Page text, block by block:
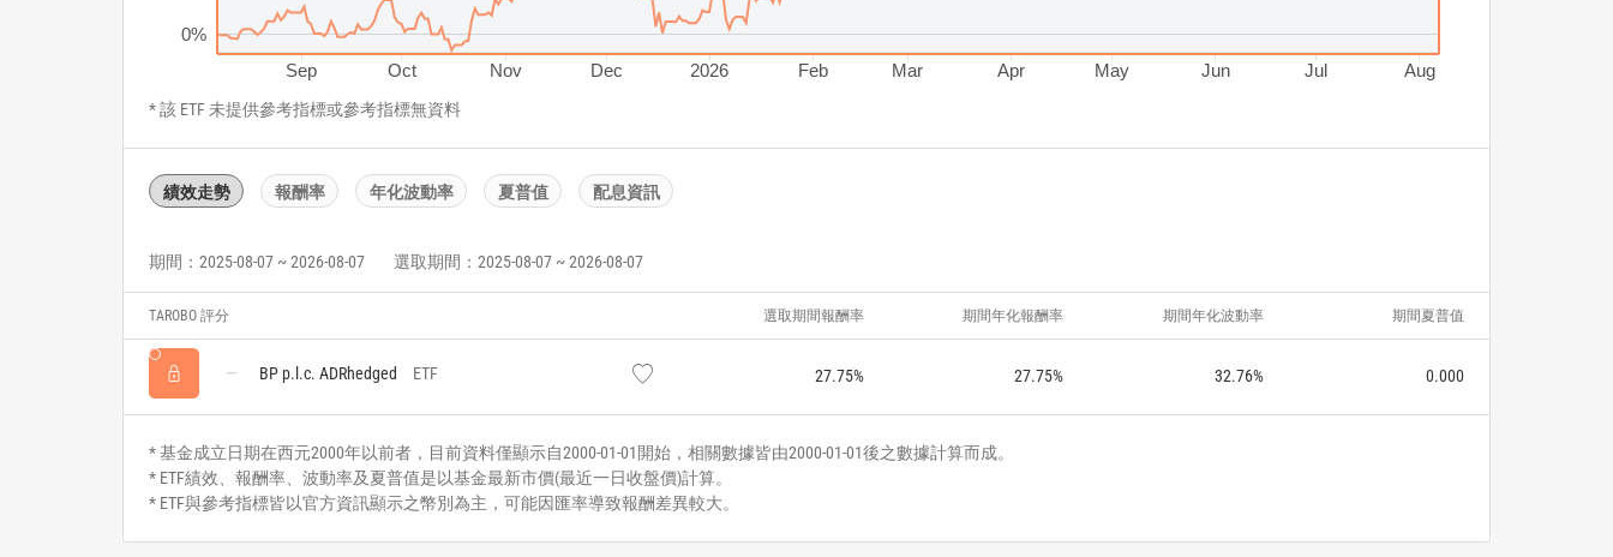
Sep Oct Nov Dec 2026 Feb Mar Apr May Jun Jul Aug
0%
* 該 ETF 未提供參考指標或參考指標無資料
績效走勢 報酬率 年化波動率 夏普值 配息資訊
期間：2025-08-07 ~ 2026-08-07 選取期間：2025-08-07 ~ 2026-08-07
TAROBO 評分 選取期間報酬率 期間年化報酬率 期間年化波動率 期間夏普值
BP p.l.c. ADRhedged ETF 27.75% 27.75% 32.76% 0.000
* 基金成立日期在西元2000年以前者，目前資料僅顯示自2000-01-01開始，相關數據皆由2000-01-01後之數據計算而成。
* ETF績效、報酬率、波動率及夏普值是以基金最新市價(最近一日收盤價)計算。
* ETF與參考指標皆以官方資訊顯示之幣別為主，可能因匯率導致報酬差異較大。